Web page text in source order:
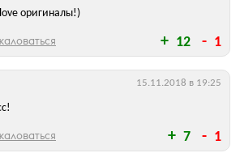
12 1
оригиналы!)
7 1
15.11.2018 в 19:25